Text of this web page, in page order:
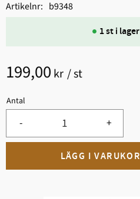
199,00 kr /st
Antal
+
-
1 st i lager
Artikelnr b9348